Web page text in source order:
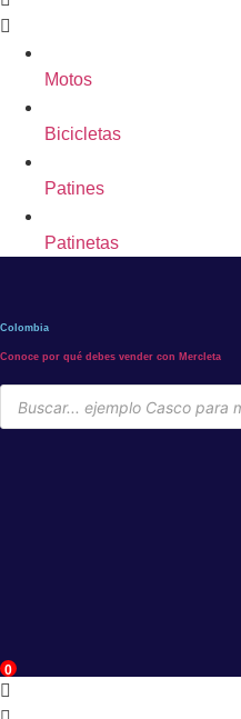
Motos
Bicicletas
Patines
Patinetas
Colombia
Conoce por qué debes vender con Mercleta
Búsqueda
de
productos
0